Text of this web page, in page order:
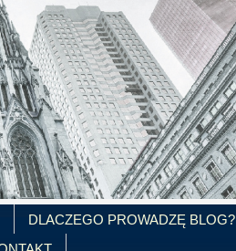
DLACZEGO PROWADZĘ BLOG?